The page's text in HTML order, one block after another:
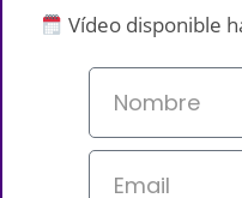
Vídeo disponible